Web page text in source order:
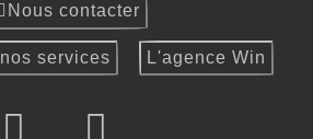
Nous contacter
Restaurateurs: nos services L'agence Win